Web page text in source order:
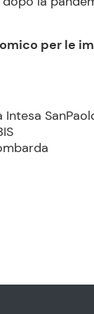
per le